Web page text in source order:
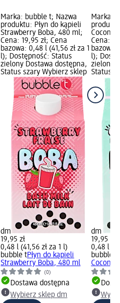
Marka: bubble t; Nazwa
produktu: Płyn do kąpieli
Strawberry Boba, 480 ml;
Cena: 19,95 zł; Cena
bazowa: 0,48 l (41,56 zł za 1
l); Dostępność: Status
zielony Dostawa dostępna,
Status szary Wybierz sklep
dm
19,95 zł
0,48 l (41,56 zł za 1 l)
bubble tPłyn do kąpieli
Strawberry Boba, 480 ml
(0)
Dostawa dostępna
Wybierz sklep dm
Marka:
Coconut
Cena:
bazowa:
l);
zielony
Status
dm
19,95 zł
0,48 l
bubble t
Coconut